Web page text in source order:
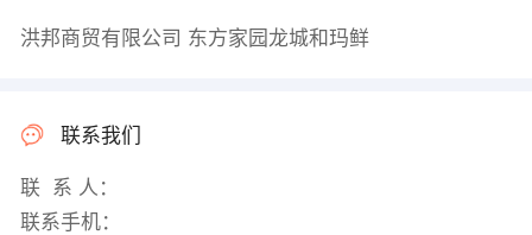
洪邦商贸有限公司 东方家园龙城和玛鲜
联系我们
联 系 人：
联系手机：